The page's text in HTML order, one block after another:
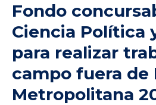
Fondo
Ciencia Política
para realizar
campo fuera de
Metropolitana